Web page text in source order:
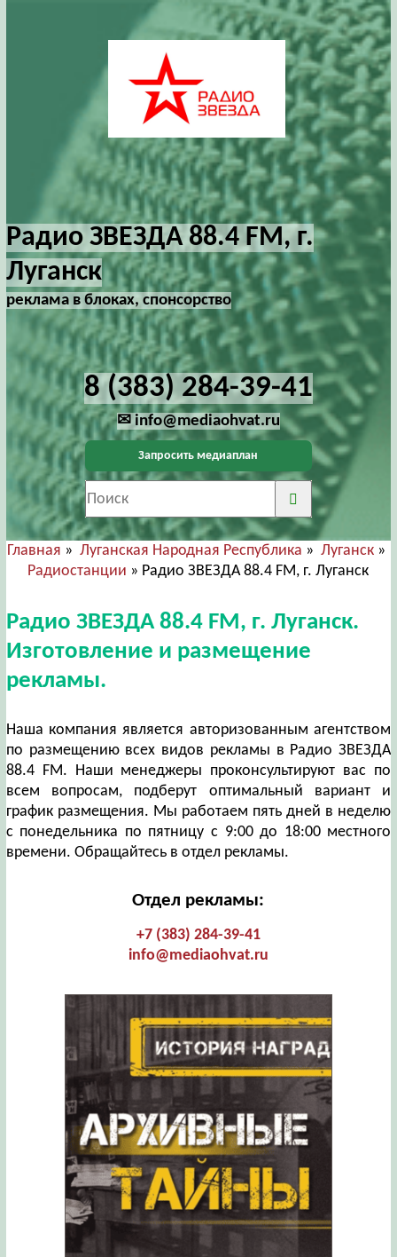
Радио ЗВЕЗДА 88.4 FM, г.
Луганск
реклама в блоках, спонсорство
8 (383) 284-39-41
✉ info@mediaohvat.ru
Запросить медиаплан
Главная »Луганская Народная Республика »Луганск »
Радиостанции » Радио ЗВЕЗДА 88.4 FM, г. Луганск
Радио ЗВЕЗДА 88.4 FM, г. Луганск.
Изготовление и размещение
рекламы.
Наша компания является авторизованным агентством
по размещению всех видов рекламы в Радио ЗВЕЗДА
88.4 FM. Наши менеджеры проконсультируют вас по
всем вопросам, подберут оптимальный вариант и
график размещения. Мы работаем пять дней в неделю
с понедельника по пятницу с 9:00 до 18:00 местного
времени. Обращайтесь в отдел рекламы.
Отдел рекламы:
+7 (383) 284-39-41
info@mediaohvat.ru